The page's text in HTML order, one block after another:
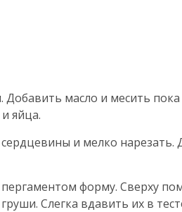
Добавить масло и месить
яйца.
и мелко нарезать.
форму. Сверху
Слегка вдавить их в